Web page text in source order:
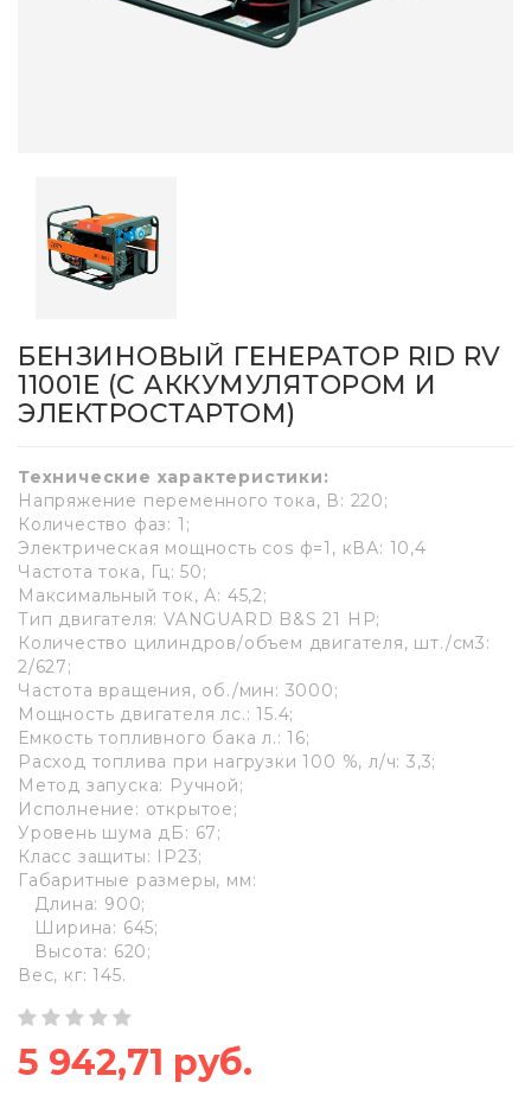
БЕНЗИНОВЫЙ ГЕНЕРАТОР RID RV
11001E (С АККУМУЛЯТОРОМ И
ЭЛЕКТРОСТАРТОМ)
Технические характеристики:
Напряжение переменного тока, В: 220;
Количество фаз: 1;
Электрическая мощность cos ф=1, кВА: 10,4
Частота тока, Гц: 50;
Максимальный ток, А: 45,2;
Тип двигателя: VANGUARD B&S 21 HP;
Количество цилиндров/объем двигателя, шт./см3:
2/627;
Частота вращения, об./мин: 3000;
Мощность двигателя лс.: 15.4;
Емкость топливного бака л.: 16;
Расход топлива при нагрузки 100 %, л/ч: 3,3;
Метод запуска: Ручной;
Исполнение: открытое;
Уровень шума дБ: 67;
Класс защиты: IP23;
Габаритные размеры, мм:
Длина: 900;
Ширина: 645;
Высота: 620;
Вес, кг: 145.
5 942,71 руб.